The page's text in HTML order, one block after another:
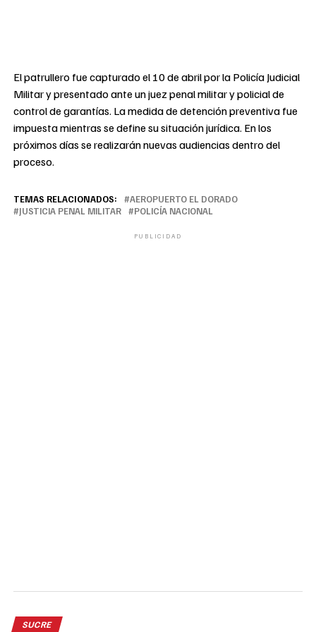
El patrullero fue capturado el 10 de abril por la Policía Judicial
Militar y presentado ante un juez penal militar y policial de
control de garantías. La medida de detención preventiva fue
impuesta mientras se define su situación jurídica. En los
próximos días se realizarán nuevas audiencias dentro del
proceso.
TEMAS RELACIONADOS:
AEROPUERTO EL DORADO
JUSTICIA PENAL MILITAR
POLICÍA NACIONAL
PUBLICIDAD
SUCRE